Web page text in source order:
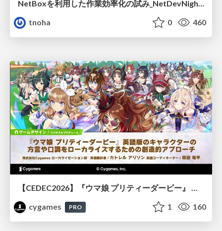
tnoha
0 460
【CEDEC2026】『ウマ娘 プリティーダービー』 英語版のキャラクターの方言や口調をローカライズするための創造的アプローチ
cygames
PRO 1 160